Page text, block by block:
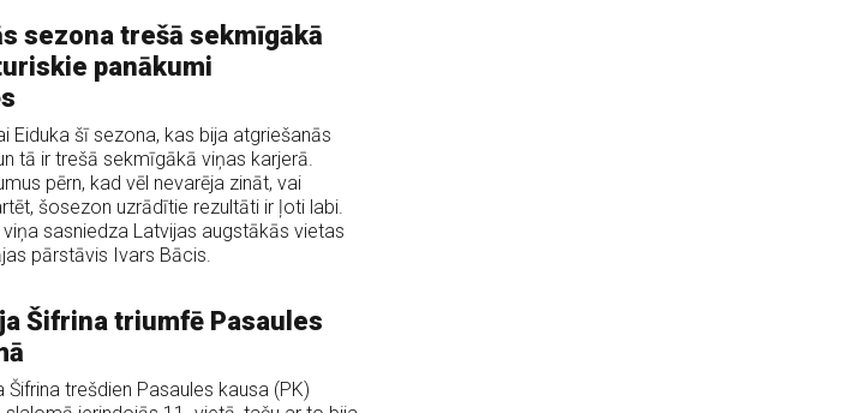
sezona trešā sekmīgākā
panākumi
Eiduka šī sezona, kas bija atgriešanās
tā ir trešā sekmīgākā viņas karjerā.
pērn, kad vēl nevarēja zināt, vai
šosezon uzrādītie rezultāti ir ļoti labi.
sasniedza Latvijas augstākās vietas
pārstāvis Ivars Bācis.
Šifrina triumfē Pasaules
trešdien Pasaules kausa (PK)